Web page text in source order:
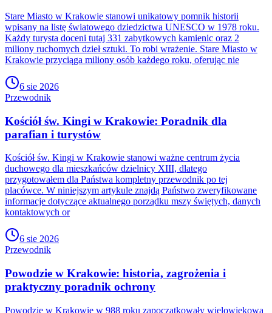
Stare Miasto w Krakowie stanowi unikatowy pomnik historii
wpisany na listę światowego dziedzictwa UNESCO w 1978 roku.
Każdy turysta doceni tutaj 331 zabytkowych kamienic oraz 2
miliony ruchomych dzieł sztuki. To robi wrażenie. Stare Miasto w
Krakowie przyciąga miliony osób każdego roku, oferując nie
6 sie 2026
Przewodnik
Kościół św. Kingi w Krakowie: Poradnik dla
parafian i turystów
Kościół św. Kingi w Krakowie stanowi ważne centrum życia
duchowego dla mieszkańców dzielnicy XIII, dlatego
przygotowałem dla Państwa kompletny przewodnik po tej
placówce. W niniejszym artykule znajdą Państwo zweryfikowane
informacje dotyczące aktualnego porządku mszy świętych, danych
kontaktowych or
6 sie 2026
Przewodnik
Powodzie w Krakowie: historia, zagrożenia i
praktyczny poradnik ochrony
Powodzie w Krakowie w 988 roku zapoczątkowały wielowiekową